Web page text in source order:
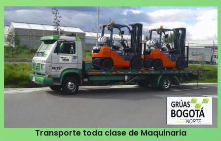
Transporte toda clase de Maquinaria